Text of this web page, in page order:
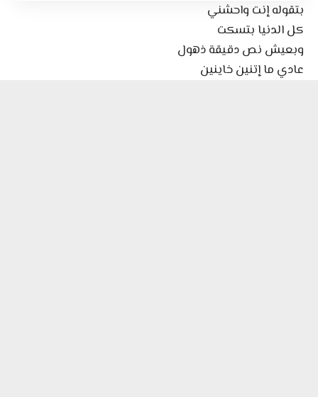
بتقوله إنت واحشني
كل الدنيا بتسكت
وبعيش نص دقيقة ذهول
عادي ما إتنين خاينين